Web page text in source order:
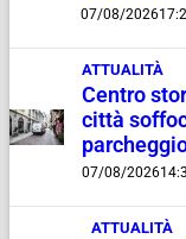
07/08/2026
ATTUALITÀ
Centro
città
07/08/2026
ATTUALITÀ